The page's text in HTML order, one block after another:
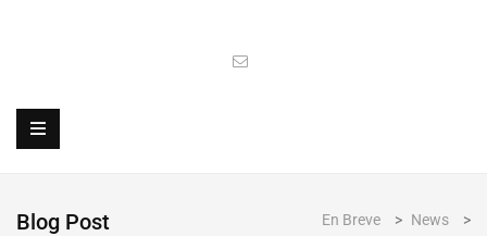
Blog Post En Breve > News
>